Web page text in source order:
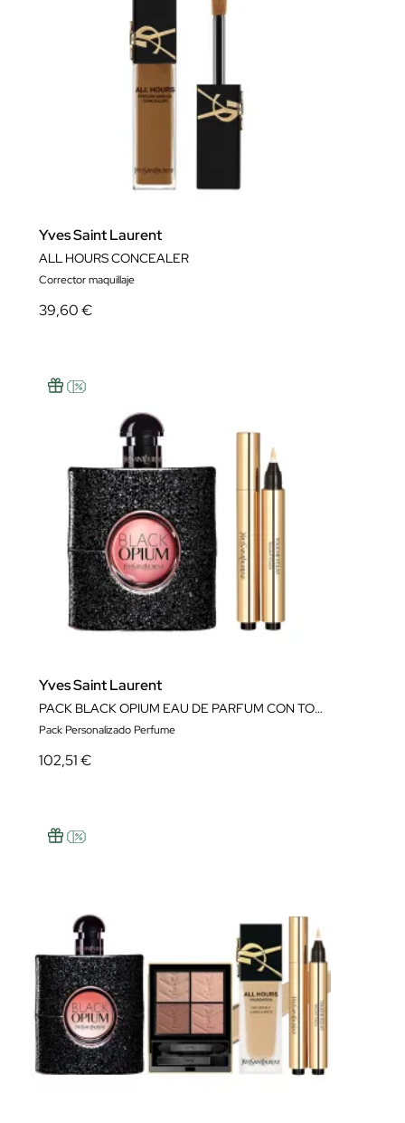
Yves Saint Laurent
ALL HOURS CONCEALER
Corrector maquillaje
39,60 €
Yves Saint Laurent
PACK BLACK OPIUM EAU DE PARFUM CON TOUCHE ÉCLAT
Pack Personalizado Perfume
102,51 €